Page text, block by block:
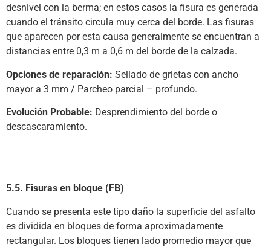
desnivel con la berma; en estos casos la fisura es generada
cuando el tránsito circula muy cerca del borde. Las fisuras
que aparecen por esta causa generalmente se encuentran a
distancias entre 0,3 m a 0,6 m del borde de la calzada.
Opciones de reparación: Sellado de grietas con ancho
mayor a 3 mm / Parcheo parcial – profundo.
Evolución Probable: Desprendimiento del borde o
descascaramiento.
5.5. Fisuras en bloque (FB)
Cuando se presenta este tipo daño la superficie del asfalto
es dividida en bloques de forma aproximadamente
rectangular. Los bloques tienen lado promedio mayor que